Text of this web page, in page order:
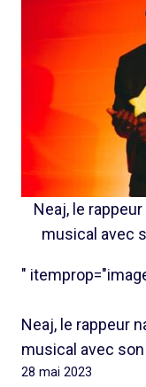
Neaj, le
musical avec
"
Neaj, le rappeur
musical avec
28 mai 2023